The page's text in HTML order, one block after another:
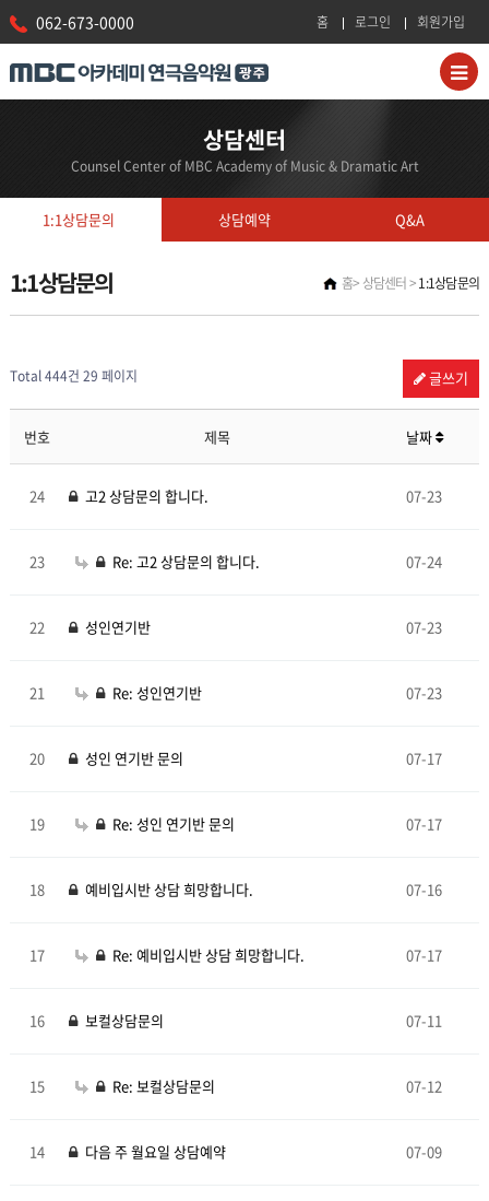
062-673-0000 홈 로그인 회원가입
상담센터
Counsel Center of MBC Academy of Music & Dramatic Art
1:1상담문의 상담예약 Q&A
1:1상담문의 홈 상담센터 1:1상담문의
Total 444건 29 페이지 글쓰기
번호 제목 날짜
24 고2 상담문의 합니다. 07-23
23 Re: 고2 상담문의 합니다. 07-24
22 성인연기반 07-23
21 Re: 성인연기반 07-23
20 성인 연기반 문의 07-17
19 Re: 성인 연기반 문의 07-17
18 예비입시반 상담 희망합니다. 07-16
17 Re: 예비입시반 상담 희망합니다. 07-17
16 보컬상담문의 07-11
15 Re: 보컬상담문의 07-12
14 다음 주 월요일 상담예약 07-09